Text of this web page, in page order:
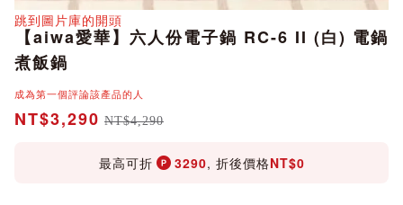
跳到圖片庫的開頭
分享
【aiwa愛華】六人份電子鍋 RC-6 II (白) 電鍋
煮飯鍋
成為第一個評論該產品的人
NT$3,290 NT$4,290
最高可折 3290, 折後價格NT$0